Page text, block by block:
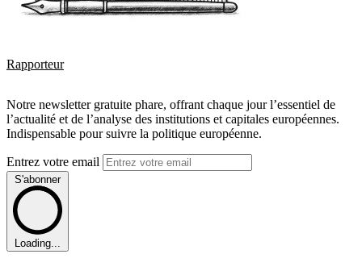
Rapporteur
Notre newsletter gratuite phare, offrant chaque jour l’essentiel de
l’actualité et de l’analyse des institutions et capitales européennes.
Indispensable pour suivre la politique européenne.
Entrez votre email
S'abonner
Loading...